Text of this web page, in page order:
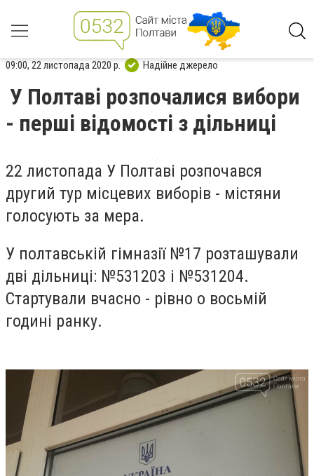
09:00, 22 листопада 2020 р. Надійне джерело
У Полтаві розпочалися вибори
- перші відомості з дільниці
22 листопада У Полтаві розпочався
другий тур місцевих виборів - містяни
голосують за мера.
У полтавській гімназії №17 розташували
дві дільниці: №531203 і №531204.
Стартували вчасно - рівно о восьмій
годині ранку.